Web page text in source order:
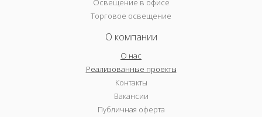
Освещение в офисе
Торговое освещение
О компании
О нас
Реализованные проекты
Контакты
Вакансии
Публичная оферта